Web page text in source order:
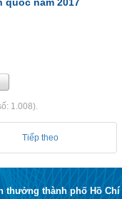
1.008).
Tiếp theo
thưởng thành phố Hồ Chí